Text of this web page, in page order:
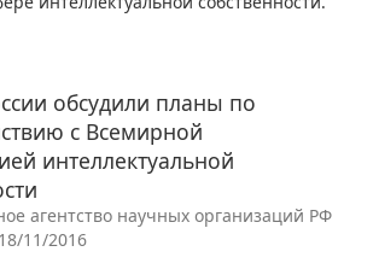
обсудили планы по
с Всемирной
интеллектуальной
агентство научных организаций РФ
11/2016